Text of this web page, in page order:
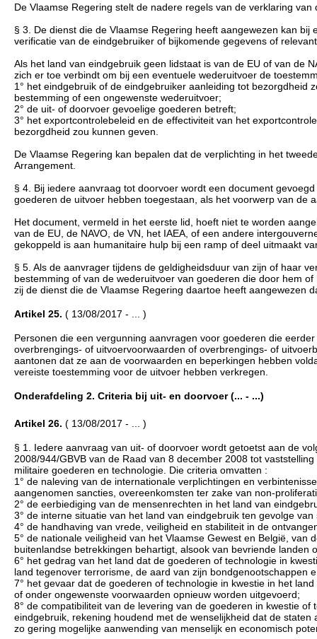
De Vlaamse Regering stelt de nadere regels van de verklaring van
§ 3. De dienst die de Vlaamse Regering heeft aangewezen kan
verificatie van de eindgebruiker of bijkomende gegevens of
Als het land van eindgebruik geen lidstaat is van de EU of van de
zich er toe verbindt om bij een eventuele wederuitvoer de
1° het eindgebruik of de eindgebruiker aanleiding tot
bestemming of een ongewenste wederuitvoer;
2° de uit- of doorvoer gevoelige goederen betreft;
3° het exportcontrolebeleid en de effectiviteit van het
bezorgdheid zou kunnen geven.
De Vlaamse Regering kan bepalen dat de verplichting in het
Arrangement.
§ 4. Bij iedere aanvraag tot doorvoer wordt een document
goederen de uitvoer hebben toegestaan, als het voorwerp van de
Het document, vermeld in het eerste lid, hoeft niet te worden
van de EU, de NAVO, de VN, het IAEA, of een andere
gekoppeld is aan humanitaire hulp bij een ramp of deel uitmaakt
§ 5. Als de aanvrager tijdens de geldigheidsduur van zijn of haar
bestemming of van de wederuitvoer van goederen die door hem
zij de dienst die de Vlaamse Regering daartoe heeft aangewezen
Artikel 25. ( 13/08/2017 - ... )
Personen die een vergunning aanvragen voor goederen die
overbrengings- of uitvoervoorwaarden of overbrengings- of
aantonen dat ze aan de voorwaarden en beperkingen hebben
vereiste toestemming voor de uitvoer hebben verkregen.
Onderafdeling 2. Criteria bij uit- en doorvoer (... - ...)
Artikel 26. ( 13/08/2017 - ... )
§ 1. Iedere aanvraag van uit- of doorvoer wordt getoetst aan de
2008/944/GBVB van de Raad van 8 december 2008 tot
militaire goederen en technologie. Die criteria omvatten :
1° de naleving van de internationale verplichtingen en
aangenomen sancties, overeenkomsten ter zake van non-
2° de eerbiediging van de mensenrechten in het land van
3° de interne situatie van het land van eindgebruik ten gevolge
4° de handhaving van vrede, veiligheid en stabiliteit in de
5° de nationale veiligheid van het Vlaamse Gewest en België,
buitenlandse betrekkingen behartigt, alsook van bevriende landen
6° het gedrag van het land dat de goederen of technologie in
land tegenover terrorisme, de aard van zijn bondgenootschappen
7° het gevaar dat de goederen of technologie in kwestie in het
of onder ongewenste voorwaarden opnieuw worden uitgevoerd;
8° de compatibiliteit van de levering van de goederen in kwestie
eindgebruik, rekening houdend met de wenselijkheid dat de
zo gering mogelijke aanwending van menselijk en economisch